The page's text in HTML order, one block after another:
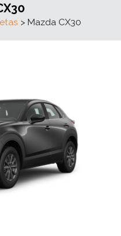
> Mazda CX30